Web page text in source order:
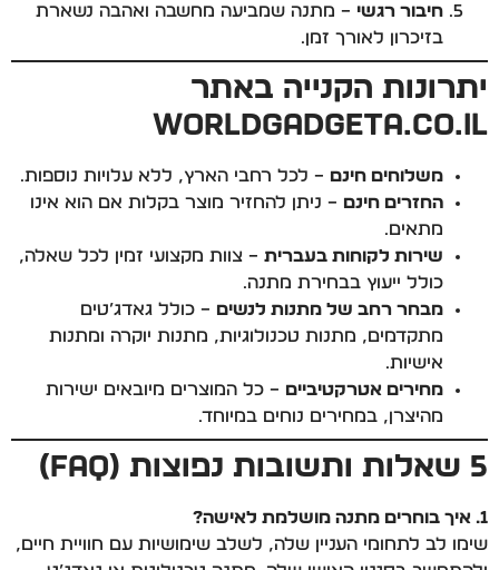
חיבור רגשי – מתנה שמביעה מחשבה ואהבה נשארת
בזיכרון לאורך זמן.
יתרונות הקנייה באתר
WorldGadgeta.co.il
משלוחים חינם – לכל רחבי הארץ, ללא עלויות נוספות.
החזרים חינם – ניתן להחזיר מוצר בקלות אם הוא אינו
מתאים.
שירות לקוחות בעברית – צוות מקצועי זמין לכל שאלה,
כולל ייעוץ בבחירת מתנה.
מבחר רחב של מתנות לנשים – כולל גאדג’טים
מתקדמים, מתנות טכנולוגיות, מתנות יוקרה ומתנות
אישיות.
מחירים אטרקטיביים – כל המוצרים מיובאים ישירות
מהיצרן, במחירים נוחים במיוחד.
5 שאלות ותשובות נפוצות (FAQ)
1. איך בוחרים מתנה מושלמת לאישה?
שימו לב לתחומי העניין שלה, לשלב שימושיות עם חוויית חיים,